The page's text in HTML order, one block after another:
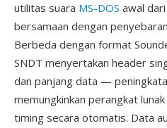
utilitas suara MS-DOS awal
bersamaan dengan
Berbeda dengan format
SNDT menyertakan header
dan panjang data —
memungkinkan perangkat
timing secara otomatis. Data